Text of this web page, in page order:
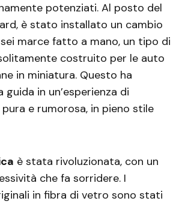
potenziati. Al posto del
è stato installato un cambio
marce fatto a mano, un tipo di
costruito per le auto
in miniatura. Questo ha
in un’esperienza di
e rumorosa, in pieno stile
è stata rivoluzionata, con un
che fa sorridere. I
in fibra di vetro sono stati